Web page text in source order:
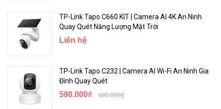
TP-Link Tapo C660 KIT | Camera AI 4K An Ninh
Quay Quét Năng Lượng Mặt Trời
Liên hệ
TP-Link Tapo C232 | Camera AI Wi-Fi An Ninh Gia
Đình Quay Quét
590.000₫ 680.000₫